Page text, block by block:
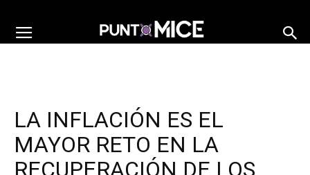
LA INFLACIÓN ES EL
MAYOR RETO EN LA
RECUPERACIÓN DE LOS